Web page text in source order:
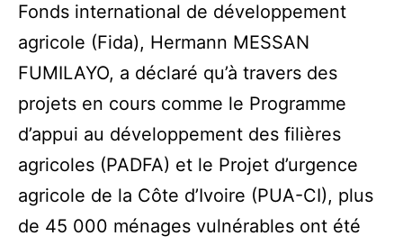
Fonds international de développement
agricole (Fida), Hermann MESSAN
FUMILAYO, a déclaré qu’à travers des
projets en cours comme le Programme
d’appui au développement des filières
agricoles (PADFA) et le Projet d’urgence
agricole de la Côte d’Ivoire (PUA-CI), plus
de 45 000 ménages vulnérables ont été